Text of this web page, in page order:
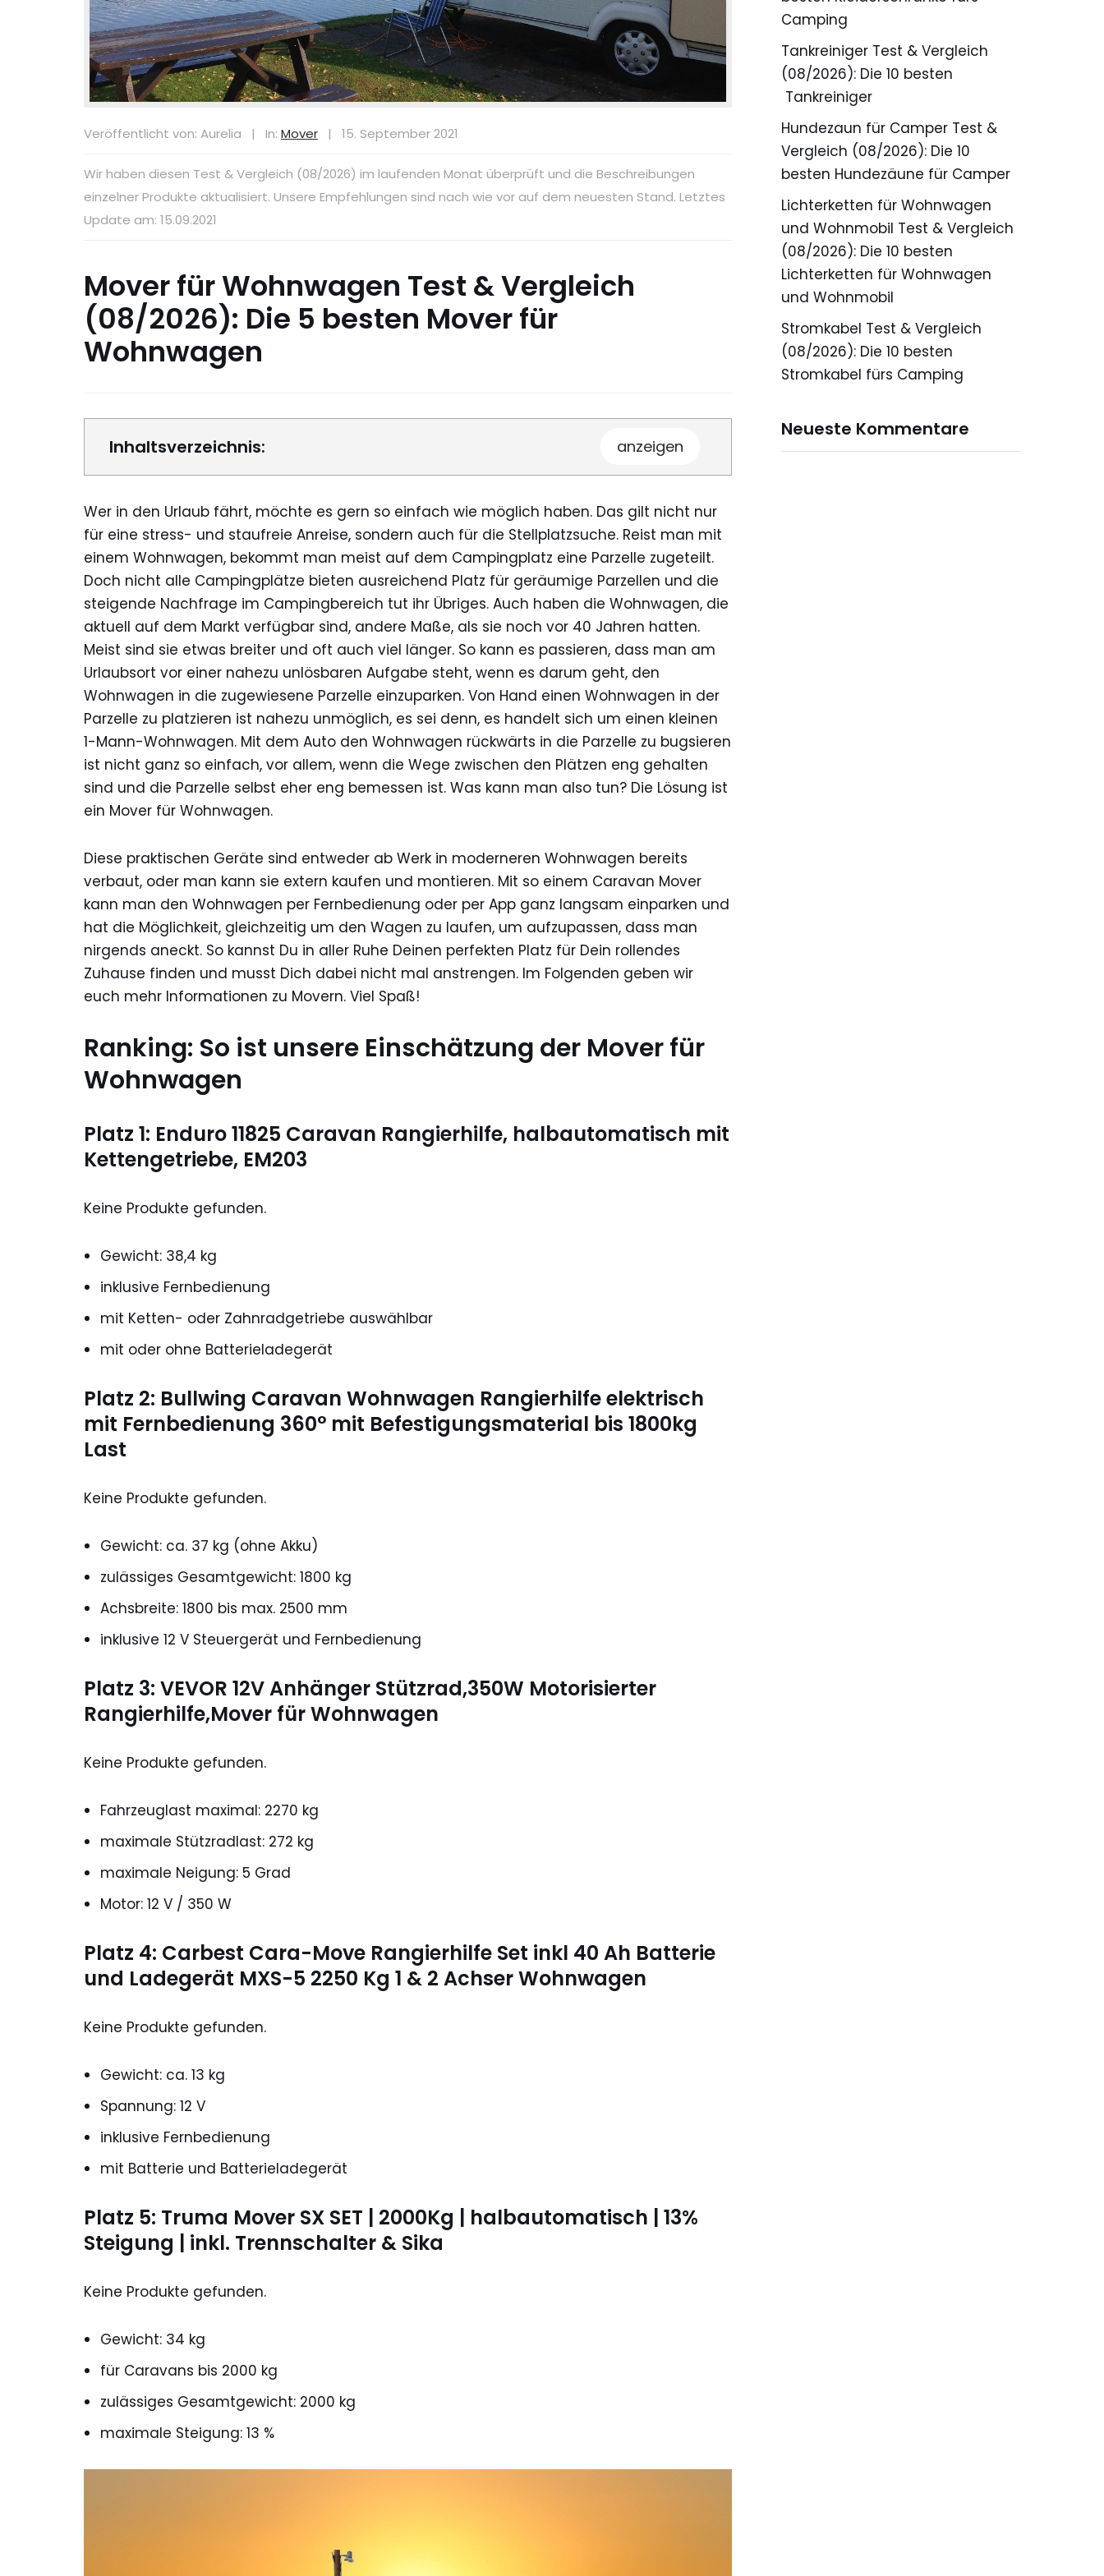
Veröffentlicht von: Aurelia | In: Mover | 15. September 2021
Wir haben diesen Test & Vergleich (08/2026) im laufenden Monat überprüft und die Beschreibungen
einzelner Produkte aktualisiert. Unsere Empfehlungen sind nach wie vor auf dem neuesten Stand. Letztes
Update am: 15.09.2021
Mover für Wohnwagen Test & Vergleich
(08/2026): Die 5 besten Mover für
Wohnwagen
Inhaltsverzeichnis: anzeigen
Wer in den Urlaub fährt, möchte es gern so einfach wie möglich haben. Das gilt nicht nur
für eine stress- und staufreie Anreise, sondern auch für die Stellplatzsuche. Reist man mit
einem Wohnwagen, bekommt man meist auf dem Campingplatz eine Parzelle zugeteilt.
Doch nicht alle Campingplätze bieten ausreichend Platz für geräumige Parzellen und die
steigende Nachfrage im Campingbereich tut ihr Übriges. Auch haben die Wohnwagen, die
aktuell auf dem Markt verfügbar sind, andere Maße, als sie noch vor 40 Jahren hatten.
Meist sind sie etwas breiter und oft auch viel länger. So kann es passieren, dass man am
Urlaubsort vor einer nahezu unlösbaren Aufgabe steht, wenn es darum geht, den
Wohnwagen in die zugewiesene Parzelle einzuparken. Von Hand einen Wohnwagen in der
Parzelle zu platzieren ist nahezu unmöglich, es sei denn, es handelt sich um einen kleinen
1-Mann-Wohnwagen. Mit dem Auto den Wohnwagen rückwärts in die Parzelle zu bugsieren
ist nicht ganz so einfach, vor allem, wenn die Wege zwischen den Plätzen eng gehalten
sind und die Parzelle selbst eher eng bemessen ist. Was kann man also tun? Die Lösung ist
ein Mover für Wohnwagen.
Diese praktischen Geräte sind entweder ab Werk in moderneren Wohnwagen bereits
verbaut, oder man kann sie extern kaufen und montieren. Mit so einem Caravan Mover
kann man den Wohnwagen per Fernbedienung oder per App ganz langsam einparken und
hat die Möglichkeit, gleichzeitig um den Wagen zu laufen, um aufzupassen, dass man
nirgends aneckt. So kannst Du in aller Ruhe Deinen perfekten Platz für Dein rollendes
Zuhause finden und musst Dich dabei nicht mal anstrengen. Im Folgenden geben wir
euch mehr Informationen zu Movern. Viel Spaß!
Ranking: So ist unsere Einschätzung der Mover für
Wohnwagen
Platz 1: Enduro 11825 Caravan Rangierhilfe, halbautomatisch mit
Kettengetriebe, EM203
Keine Produkte gefunden.
Gewicht: 38,4 kg
inklusive Fernbedienung
mit Ketten- oder Zahnradgetriebe auswählbar
mit oder ohne Batterieladegerät
Platz 2: Bullwing Caravan Wohnwagen Rangierhilfe elektrisch
mit Fernbedienung 360° mit Befestigungsmaterial bis 1800kg
Last
Keine Produkte gefunden.
Gewicht: ca. 37 kg (ohne Akku)
zulässiges Gesamtgewicht: 1800 kg
Achsbreite: 1800 bis max. 2500 mm
inklusive 12 V Steuergerät und Fernbedienung
Platz 3: VEVOR 12V Anhänger Stützrad,350W Motorisierter
Rangierhilfe,Mover für Wohnwagen
Keine Produkte gefunden.
Fahrzeuglast maximal: 2270 kg
maximale Stützradlast: 272 kg
maximale Neigung: 5 Grad
Motor: 12 V / 350 W
Platz 4: Carbest Cara-Move Rangierhilfe Set inkl 40 Ah Batterie
und Ladegerät MXS-5 2250 Kg 1 & 2 Achser Wohnwagen
Keine Produkte gefunden.
Gewicht: ca. 13 kg
Spannung: 12 V
inklusive Fernbedienung
mit Batterie und Batterieladegerät
Platz 5: Truma Mover SX SET | 2000Kg | halbautomatisch | 13%
Steigung | inkl. Trennschalter & Sika
Keine Produkte gefunden.
Gewicht: 34 kg
für Caravans bis 2000 kg
zulässiges Gesamtgewicht: 2000 kg
maximale Steigung: 13 %
Camping
Tankreiniger Test & Vergleich
(08/2026): Die 10 besten
Tankreiniger
Hundezaun für Camper Test &
Vergleich (08/2026): Die 10
besten Hundezäune für Camper
Lichterketten für Wohnwagen
und Wohnmobil Test & Vergleich
(08/2026): Die 10 besten
Lichterketten für Wohnwagen
und Wohnmobil
Stromkabel Test & Vergleich
(08/2026): Die 10 besten
Stromkabel fürs Camping
Neueste Kommentare